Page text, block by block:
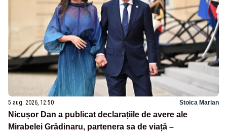
5 aug. 2026, 12:50 Stoica Marian
Nicușor Dan a publicat declarațiile de avere ale
Mirabelei Grădinaru, partenera sa de viață –